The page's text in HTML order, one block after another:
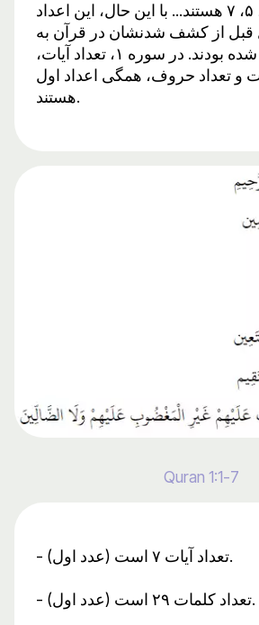
اعداد اول ۲، ۳، ۵، ۷ هستند... با این حال، این اعداد
سال قبل از کشف شدنشان در قرآن به
تصویر کشیده شده بودند. در سوره ۱، تعداد آیات،
و تعداد حروف، همگی اعداد اول
هستند.
Quran 1:1-7
- تعداد آیات ۷ است (عدد اول).
- تعداد کلمات ۲۹ است (عدد اول).